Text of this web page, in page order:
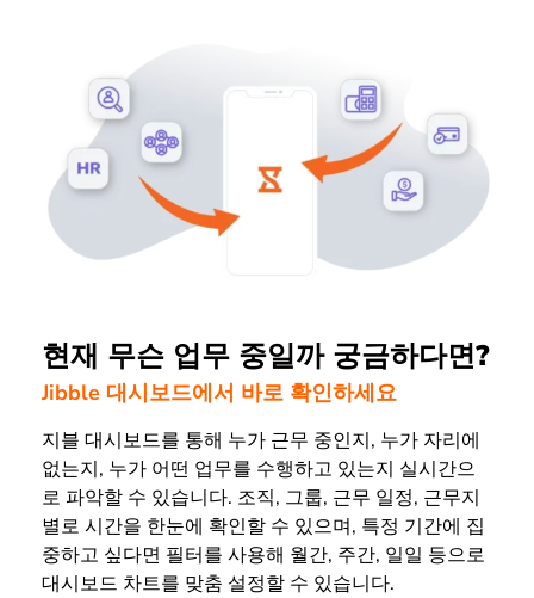
현재 무슨 업무 중일까 궁금하다면?
Jibble 대시보드에서 바로 확인하세요
지블 대시보드를 통해 누가 근무 중인지, 누가 자리에
없는지, 누가 어떤 업무를 수행하고 있는지 실시간으
로 파악할 수 있습니다. 조직, 그룹, 근무 일정, 근무지
별로 시간을 한눈에 확인할 수 있으며, 특정 기간에 집
중하고 싶다면 필터를 사용해 월간, 주간, 일일 등으로
대시보드 차트를 맞춤 설정할 수 있습니다.